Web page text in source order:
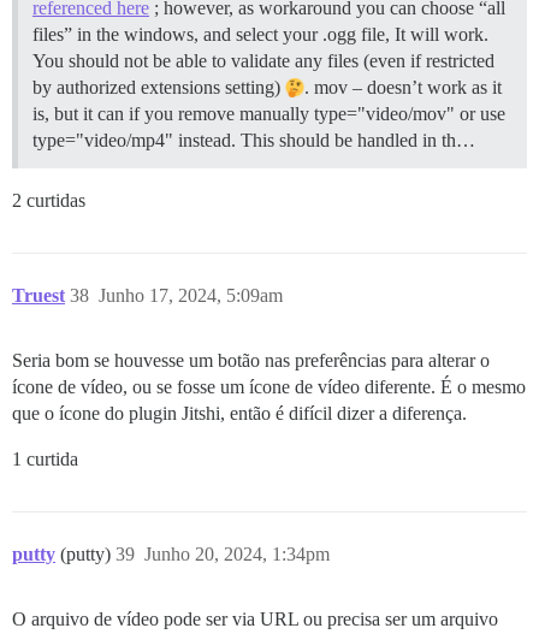
referenced here ; however, as workaround you can choose “all
files” in the windows, and select your .ogg file, It will work.
You should not be able to validate any files (even if restricted
by authorized extensions setting)
. mov – doesn’t work as it
is, but it can if you remove manually type="video/mov" or use
type="video/mp4" instead. This should be handled in th…
2 curtidas
Truest Junho 17, 2024, 5:09am
38
Seria bom se houvesse um botão nas preferências para alterar o
ícone de vídeo, ou se fosse um ícone de vídeo diferente. É o mesmo
que o ícone do plugin Jitshi, então é difícil dizer a diferença.
1 curtida
putty (putty) Junho 20, 2024, 1:34pm
39
O arquivo de vídeo pode ser via URL ou precisa ser um arquivo